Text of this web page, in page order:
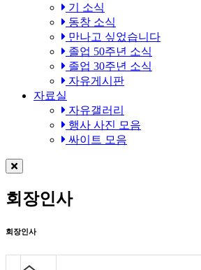
기 소식
동창 소식
만나고 싶었습니다
졸업 50주년 소식
졸업 30주년 소식
자유게시판
자료실
자유갤러리
행사 사진 모음
싸이트 모음
회장인사
회장인사